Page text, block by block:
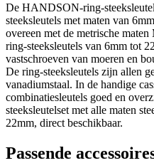
De HANDSON-ring-
steeksleutels met maten van
overeen met de metrische
ring-steeksleutels van 6mm tot
vastschroeven van moeren en
De ring-steeksleutels zijn allen
vanadiumstaal. In de handige
combinatiesleutels goed en
steeksleutelset met alle maten
22mm, direct beschikbaar.
Passende